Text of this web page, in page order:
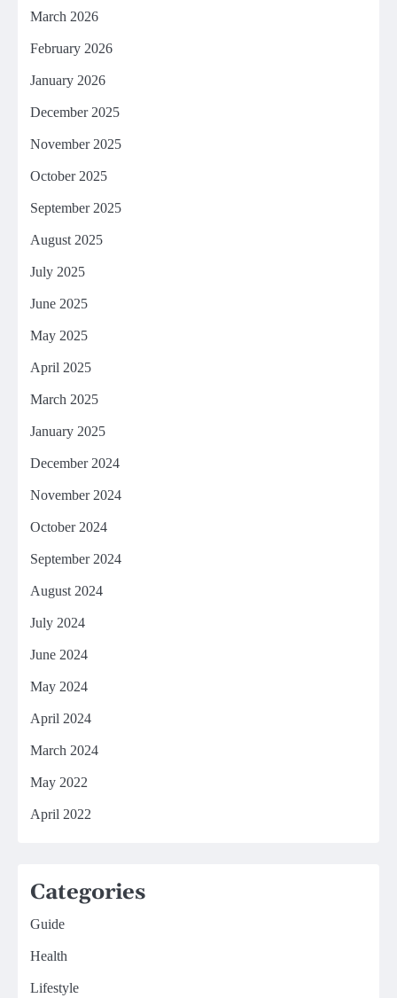
March 2026
February 2026
January 2026
December 2025
November 2025
October 2025
September 2025
August 2025
July 2025
June 2025
May 2025
April 2025
March 2025
January 2025
December 2024
November 2024
October 2024
September 2024
August 2024
July 2024
June 2024
May 2024
April 2024
March 2024
May 2022
April 2022
Categories
Guide
Health
Lifestyle